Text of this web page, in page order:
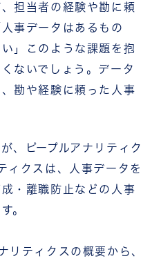
担当者の経験や勘に頼
事データはあるもの
」
このような課題を抱
ないでしょう。データ
勘や経験に頼った人事
、ピープルアナリティク
ィクスは、人事データを
・離職防止などの人事
。
リティクスの概要から、